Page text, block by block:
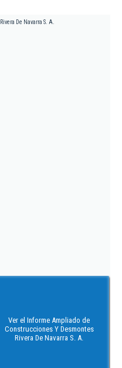
De Navarra S. A.
Ver el Informe Ampliado de
Construcciones Y Desmontes
Rivera De Navarra S. A.